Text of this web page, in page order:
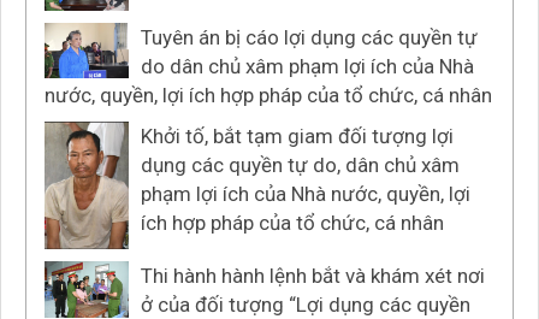
Tuyên án bị cáo lợi dụng các quyền tự
do dân chủ xâm phạm lợi ích của Nhà
nước, quyền, lợi ích hợp pháp của tổ chức, cá nhân
Khởi tố, bắt tạm giam đối tượng lợi
dụng các quyền tự do, dân chủ xâm
phạm lợi ích của Nhà nước, quyền, lợi
ích hợp pháp của tổ chức, cá nhân
Thi hành hành lệnh bắt và khám xét nơi
ở của đối tượng “Lợi dụng các quyền